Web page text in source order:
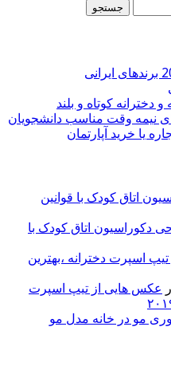
دخترانه کوتاه و بلند
نیمه وقت مناسب دانشجویان
یا خرید آپارتمان
اتاق کودک با قوانین
دکوراسیون اتاق کودک با
اسپرت دخترانه ،بهترین
عکس هایی از تیپ اسپرت
مو در خانه مدل مو